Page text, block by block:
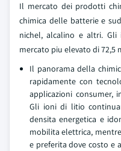
Il mercato dei prodotti
chimica delle batterie e
nichel, alcalino e altri.
mercato piu elevato di 72,5
Il panorama della
rapidamente con
applicazioni consumer,
Gli ioni di litio
densita energetica e
mobilita elettrica,
e preferita dove costo e